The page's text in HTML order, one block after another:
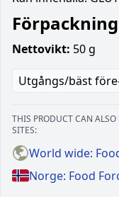
Förpackning
Nettovikt: 50 g
Utgångs/bäst
THIS PRODUCT CAN
SITES:
World wide:
Norge: Food